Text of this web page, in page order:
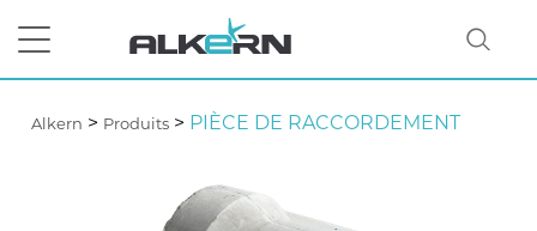
Alkern > Produits > PIÈCE DE RACCORDEMENT